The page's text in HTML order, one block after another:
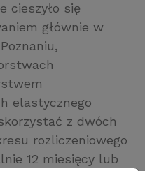
cieszyło się
głównie w
elastycznego
z dwóch
rozliczeniowego
12 miesięcy lub